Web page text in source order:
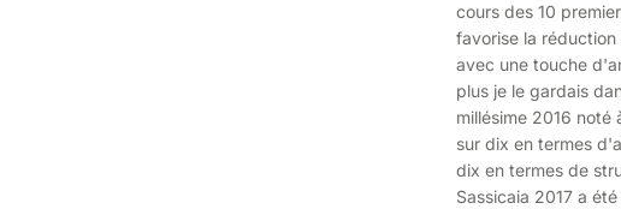
cours des 10
favorise la
avec une touche
plus je le gardais
millésime 2016 noté
sur dix en termes
dix en termes de
Sassicaia 2017 a